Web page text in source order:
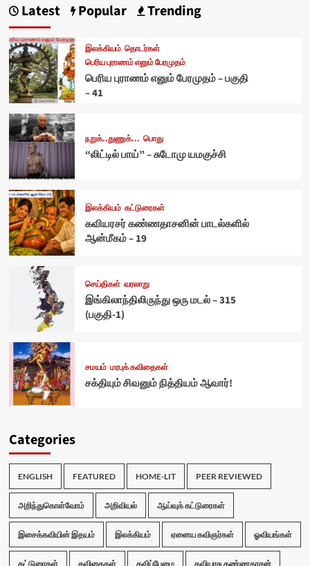
Latest Popular Trending
இலக்கியம் தொடர்கள்
பெரிய புராணம் எனும் பேரமுதம்
பெரிய புராணம் எனும் பேரமுதம் – பகுதி
– 41
நறுக்..துணுக்... பொது
“லிட்டில் பாய்” – சுடோமு யமகுச்சி
இலக்கியம் கட்டுரைகள்
கவியரசர் கண்ணதாசனின் பாடல்களில்
ஆன்மீகம் – 19
செய்திகள் வரலாறு
இங்கிலாந்திலிருந்து ஒரு மடல் – 315
(பகுதி-1)
சமயம் மரபுக் கவிதைகள்
சக்தியும் சிவனும் நித்தியம் ஆவார்!
Categories
ENGLISH FEATURED HOME-LIT PEER REVIEWED
அறிந்துகொள்வோம் அறிவியல் ஆய்வுக் கட்டுரைகள்
இசைக்கவியின் இதயம் இலக்கியம் ஏனைய கவிஞர்கள் ஓவியங்கள்
கட்டுரைகள் கவிதைகள் கவிப்பேழை கவியரசு கண்ணதாசன்